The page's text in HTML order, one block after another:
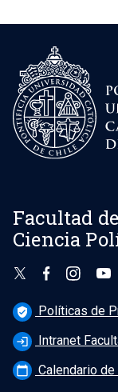
Facultad
Ciencia
verified_user Políticas de
login Intranet
calendar_today Calendario